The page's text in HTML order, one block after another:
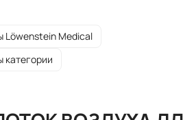
Löwenstein Medical
категории